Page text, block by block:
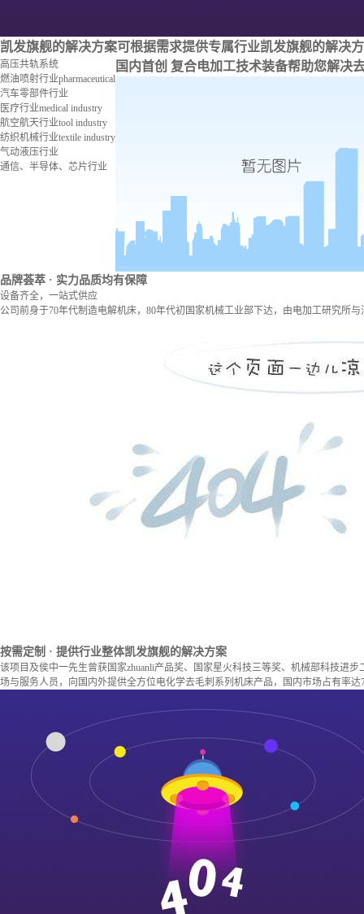
凯发旗舰的解决方案可根据需求提供专属行业凯发旗舰的解决
高压共轨系统
燃油喷射行业pharmaceutical
汽车零部件行业
医疗行业medical industry
航空航天行业tool industry
纺织机械行业textile industry
气动液压行业
通信、半导体、芯片行业
国内首创 复合电加工技术装备帮助您解决
品牌荟萃 · 实力品质均有保障
设备齐全，一站式供应
公司前身于70年代制造电解机床，80年代初国家机械工业部下达，由电加工研究所
按需定制 · 提供行业整体凯发旗舰的解决方案
该项目及侯中一先生曾获国家zhuanli产品奖、国家星火科技三等奖、机械部科技进
场与服务人员，向国内外提供全方位电化学去毛刺系列机床产品，国内市场占有率达